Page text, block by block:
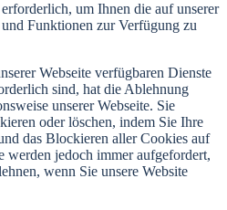
um Ihnen die auf unserer
Funktionen zur Verfügung zu
Webseite verfügbaren Dienste
sind, hat die Ablehnung
unserer Webseite. Sie
oder löschen, indem Sie Ihre
das Blockieren aller Cookies auf
werden jedoch immer aufgefordert,
wenn Sie unsere Website